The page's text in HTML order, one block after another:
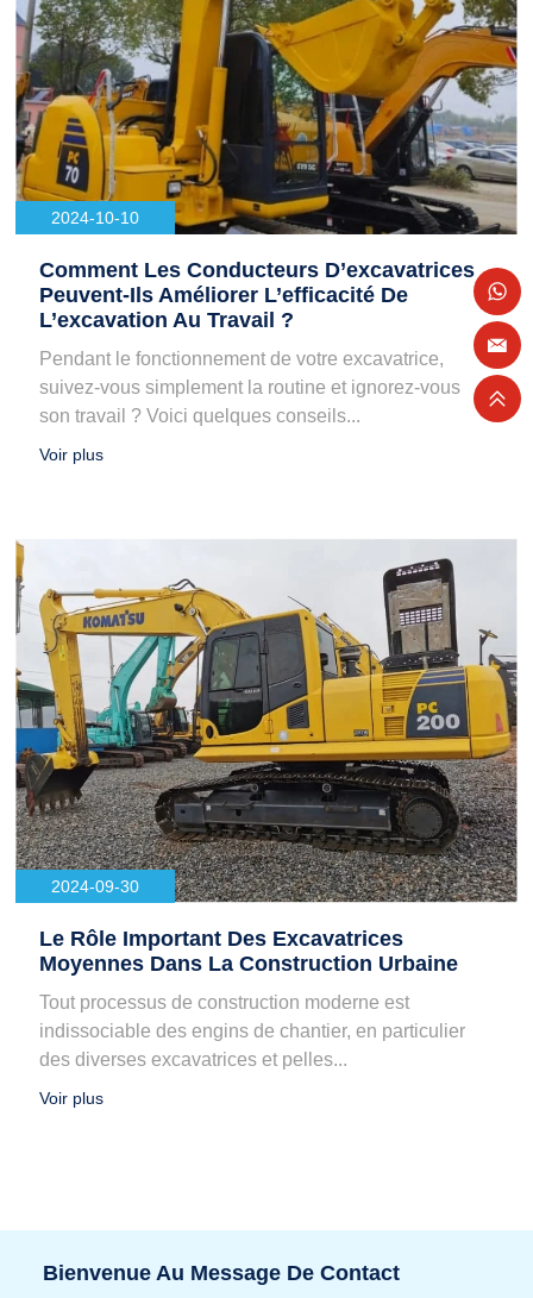
2024-10-10
Comment Les Conducteurs D’excavatrices
Peuvent-Ils Améliorer L’efficacité De
L’excavation Au Travail ?
Pendant le fonctionnement de votre excavatrice,
suivez-vous simplement la routine et ignorez-vous
son travail ? Voici quelques conseils...
Voir plus
2024-09-30
Le Rôle Important Des Excavatrices
Moyennes Dans La Construction Urbaine
Tout processus de construction moderne est
indissociable des engins de chantier, en particulier
des diverses excavatrices et pelles...
Voir plus
Bienvenue Au Message De Contact